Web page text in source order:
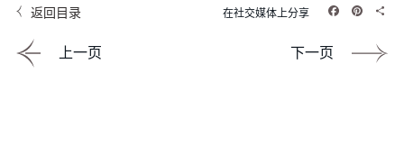
返回目录 在社交媒体上分享
上一页
下一页